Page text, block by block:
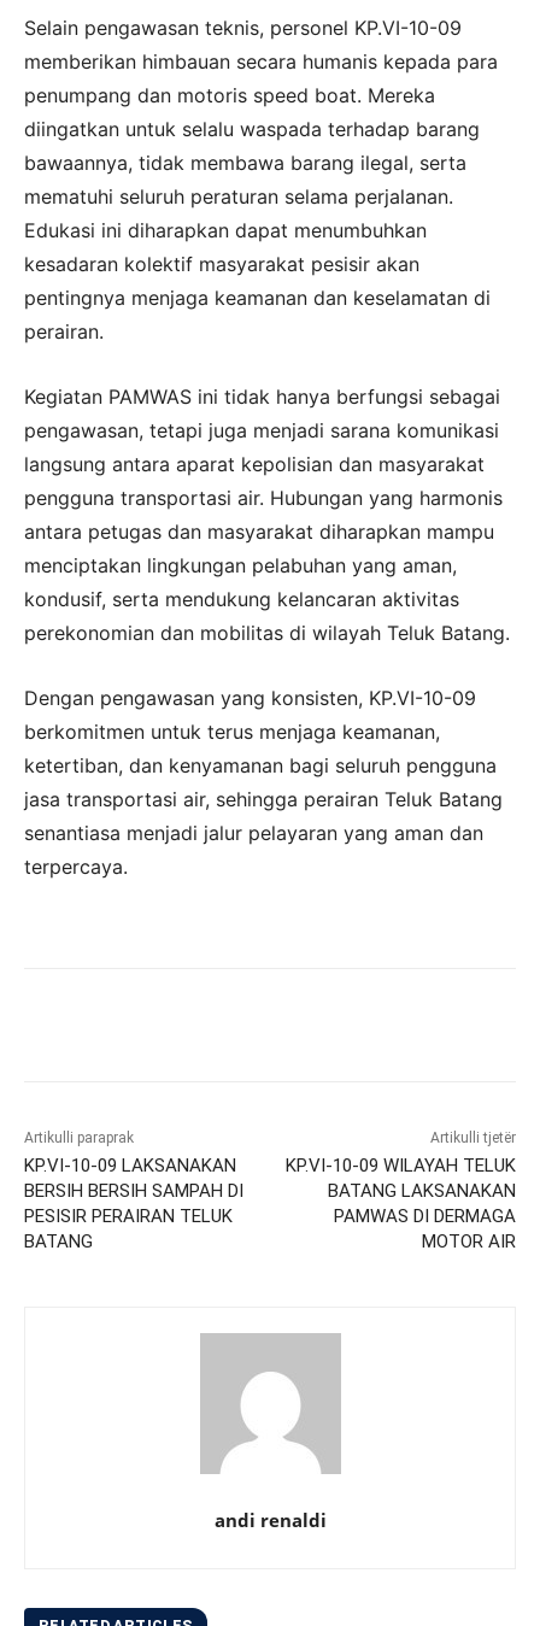
Selain pengawasan teknis, personel KP.VI-10-09
memberikan himbauan secara humanis kepada para
penumpang dan motoris speed boat. Mereka
diingatkan untuk selalu waspada terhadap barang
bawaannya, tidak membawa barang ilegal, serta
mematuhi seluruh peraturan selama perjalanan.
Edukasi ini diharapkan dapat menumbuhkan
kesadaran kolektif masyarakat pesisir akan
pentingnya menjaga keamanan dan keselamatan di
perairan.
Kegiatan PAMWAS ini tidak hanya berfungsi sebagai
pengawasan, tetapi juga menjadi sarana komunikasi
langsung antara aparat kepolisian dan masyarakat
pengguna transportasi air. Hubungan yang harmonis
antara petugas dan masyarakat diharapkan mampu
menciptakan lingkungan pelabuhan yang aman,
kondusif, serta mendukung kelancaran aktivitas
perekonomian dan mobilitas di wilayah Teluk Batang.
Dengan pengawasan yang konsisten, KP.VI-10-09
berkomitmen untuk terus menjaga keamanan,
ketertiban, dan kenyamanan bagi seluruh pengguna
jasa transportasi air, sehingga perairan Teluk Batang
senantiasa menjadi jalur pelayaran yang aman dan
terpercaya.
Artikulli paraprak
KP.VI-10-09 LAKSANAKAN
BERSIH BERSIH SAMPAH DI
PESISIR PERAIRAN TELUK
BATANG
Artikulli tjetër
KP.VI-10-09 WILAYAH TELUK
BATANG LAKSANAKAN
PAMWAS DI DERMAGA
MOTOR AIR
andi renaldi